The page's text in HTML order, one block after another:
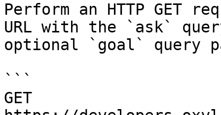
Perform an HTTP GET
URL with the `ask`
optional `goal` query
```
GET